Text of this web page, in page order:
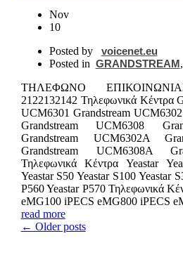
Nov
10
Posted by
voicenet.eu
Posted in GRANDSTREAM,
ΤΗΛΕΦΩΝΟ
2122132142 Τηλεφωνικά Κέντρα
UCM6301 Grandstream
Grandstream UCM6308
Grandstream UCM6302A
Grandstream UCM6308A
Τηλεφωνικά Κέντρα Yeastar
Yeastar S50 Yeastar S100 Yeastar
P560 Yeastar P570 Τηλεφωνικά
eMG100 iPECS eMG800 iPECS
read more
← Older posts